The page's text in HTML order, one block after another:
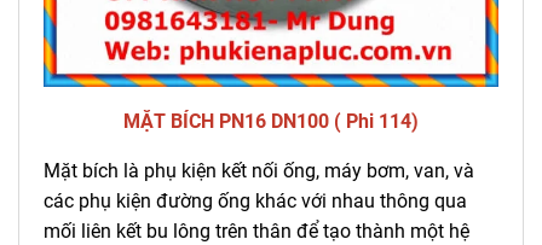
MẶT BÍCH PN16 DN100 ( Phi 114)
Mặt bích là phụ kiện kết nối ống, máy bơm, van, và
các phụ kiện đường ống khác với nhau thông qua
mối liên kết bu lông trên thân để tạo thành một hệ